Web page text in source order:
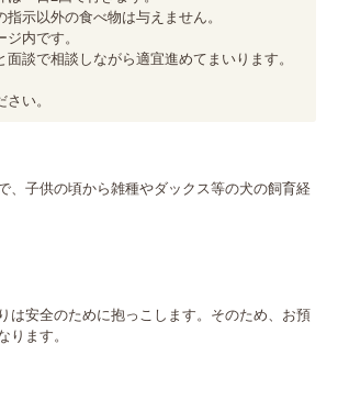
指示以外の食べ物は与えません。
ジ内です。
談で相談しながら適宜進めてまいります。
い。
、子供の頃から雑種やダックス等の犬の飼育経
は安全のために抱っこします。そのため、お預
ります。